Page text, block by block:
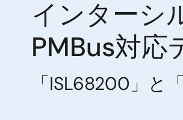
ン
く
ず
インターシ
PMBus対応
「ISL68200」と